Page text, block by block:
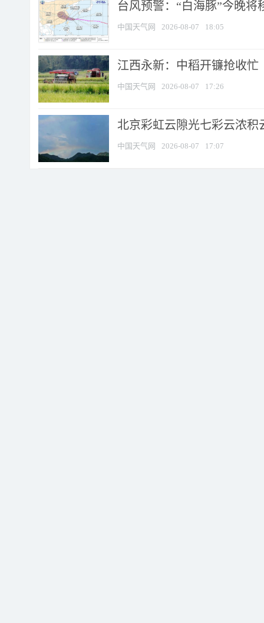
台风预警：“白海豚”今晚将
中国天气网 2026-08-07 18:05
江西永新：中稻开镰抢收忙
中国天气网 2026-08-07 17:26
北京彩虹云隙光七彩云浓积
中国天气网 2026-08-07 17:07